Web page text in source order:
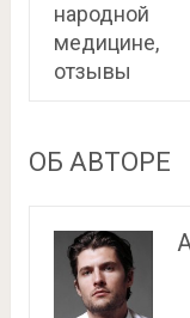
народной
медицине,
отзывы
ОБ АВТОРЕ